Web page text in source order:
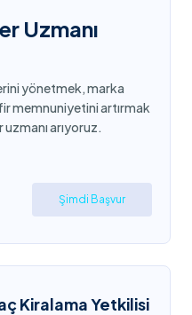
Uzmanı
yönetmek, marka
memnuniyetini artırmak
arıyoruz.
Şimdi Başvur
Kiralama Yetkilisi